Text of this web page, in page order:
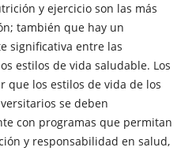
y ejercicio son las más
también que hay un
significativa entre las
estilos de vida saludable. Los
que los estilos de vida de los
se deben
con programas que permitan
y responsabilidad en salud,